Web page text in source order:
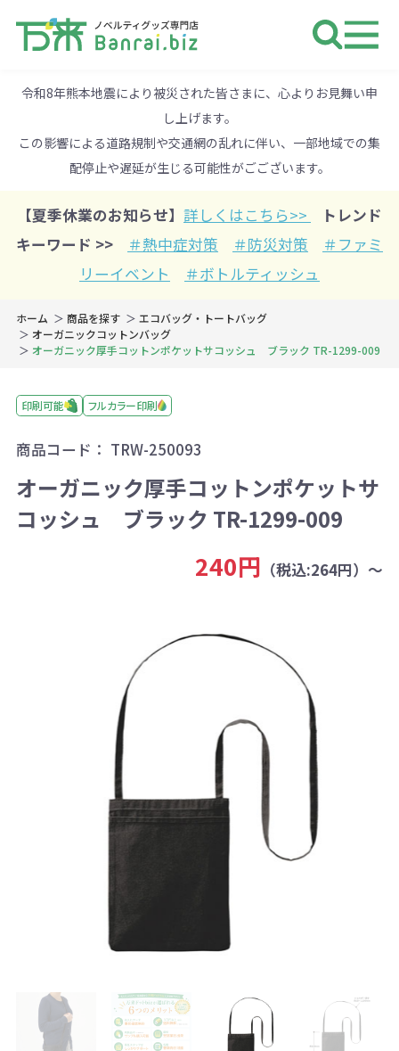
令和8年熊本地震により被災された皆さまに、心よりお見舞い申
し上げます。
この影響による道路規制や交通網の乱れに伴い、一部地域での集
配停止や遅延が生じる可能性がごございます。
【夏季休業のお知らせ】 詳しくはこちら>>
トレンド
キーワード >>
＃熱中症対策 ＃防災対策
＃ファミ
リーイベント
＃ボトルティッシュ
ホーム 商品を探す
エコバッグ・トートバッグ
オーガニックコットンバッグ
オーガニック厚手コットンポケットサコッシュ ブラック TR-1299-009
印刷可能 フルカラー印刷
商品コード： TRW-250093
オーガニック厚手コットンポケットサ
コッシュ ブラック TR-1299-009
240円 （税込:264円）～